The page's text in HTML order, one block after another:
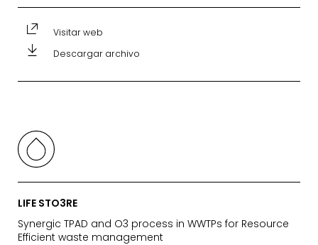
Visitar web
Descargar archivo
LIFE STO3RE
Synergic TPAD and O3 process in WWTPs for Resource
Efficient waste management